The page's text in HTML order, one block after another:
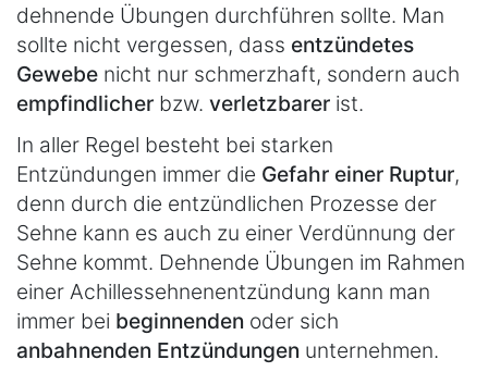
dehnende Übungen durchführen sollte. Man
sollte nicht vergessen, dass entzündetes
Gewebe nicht nur schmerzhaft, sondern auch
empfindlicher bzw. verletzbarer ist.
In aller Regel besteht bei starken
Entzündungen immer die Gefahr einer Ruptur,
denn durch die entzündlichen Prozesse der
Sehne kann es auch zu einer Verdünnung der
Sehne kommt. Dehnende Übungen im Rahmen
einer Achillessehnenentzündung kann man
immer bei beginnenden oder sich
anbahnenden Entzündungen unternehmen.